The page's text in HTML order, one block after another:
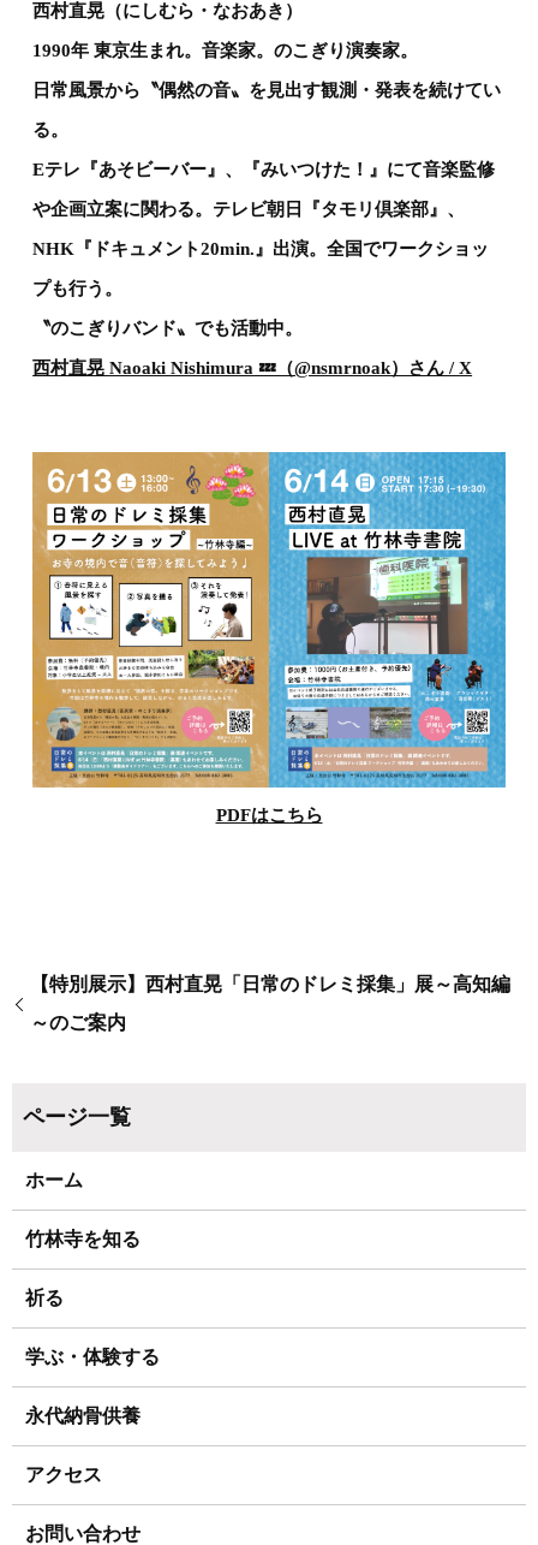
西村直晃（にしむら・なおあき）
1990年 東京生まれ。音楽家。のこぎり演奏家。
日常風景から〝偶然の音〟を見出す観測・発表を続けてい
る。
Eテレ『あそビーバー』、『みいつけた！』にて音楽監修
や企画立案に関わる。テレビ朝日『タモリ倶楽部』、
NHK『ドキュメント20min.』出演。全国でワークショッ
プも行う。
〝のこぎりバンド〟でも活動中。
西村直晃 Naoaki Nishimura 💤（@nsmrnoak）さん / X
PDFはこちら
【特別展示】西村直晃「日常のドレミ採集」展～高知編
～のご案内
ホーム
竹林寺を知る
祈る
学ぶ・体験する
永代納骨供養
アクセス
お問い合わせ